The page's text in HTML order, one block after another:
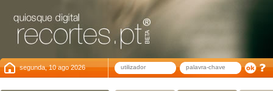
segunda, 10 ago 2026